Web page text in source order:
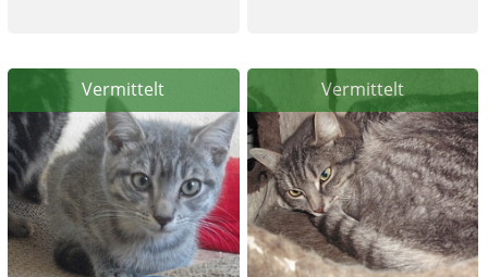
Vermittelt Vermittelt